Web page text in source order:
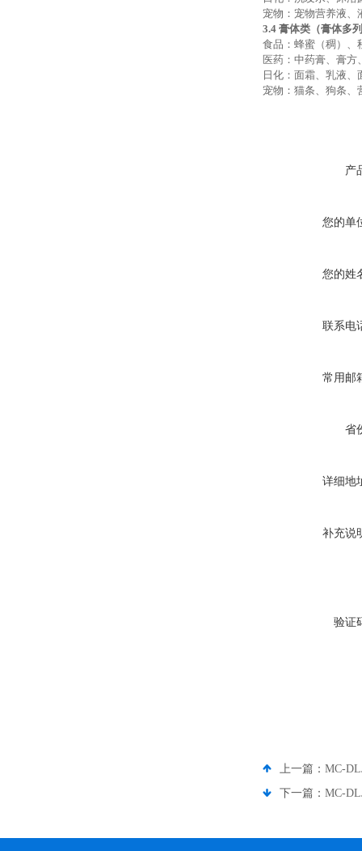
宠物：宠物营养液、
3.4 膏体类（膏体多
食品：蜂蜜（稠）、
医药：中药膏、膏
日化：面霜、乳液
宠物：猫条、狗条、
产
您的单
您的姓
联系电
常用邮
省
详细地
补充说
验证
上一篇： MC-
下一篇： MC-